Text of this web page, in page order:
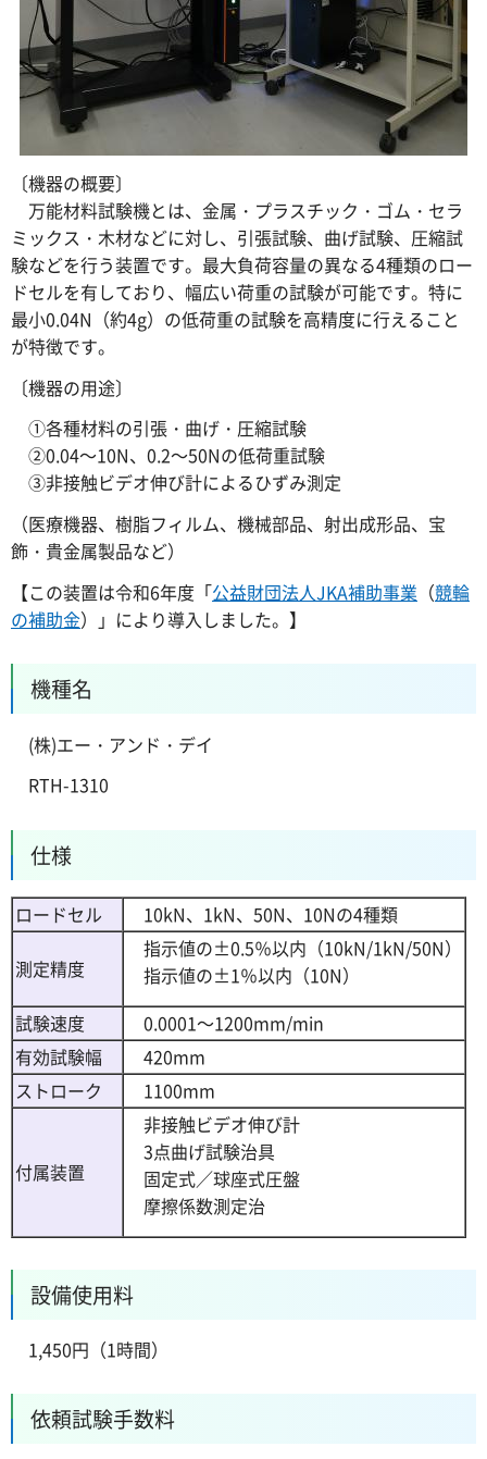
〔機器の概要〕
万能材料試験機とは、金属・プラスチック・ゴム・セラ
ミックス・木材などに対し、引張試験、曲げ試験、圧縮試
験などを行う装置です。最大負荷容量の異なる4種類のロー
ドセルを有しており、幅広い荷重の試験が可能です。特に
最小0.04N（約4g）の低荷重の試験を高精度に行えること
が特徴です。
〔機器の用途〕
①各種材料の引張・曲げ・圧縮試験
②0.04～10N、0.2～50Nの低荷重試験
③非接触ビデオ伸び計によるひずみ測定
（医療機器、樹脂フィルム、機械部品、射出成形品、宝
飾・貴金属製品など）
【この装置は令和6年度「公益財団法人JKA補助事業 （競輪
の補助金）」により導入しました。】
機種名
(株)エー・アンド・デイ
RTH-1310
仕様
ロードセル 10kN、1kN、50N、10Nの4種類
測定精度
指示値の±0.5％以内（10kN/1kN/50N）
指示値の±1％以内（10N）
試験速度
0.0001～1200mm/min
有効試験幅
420mm
ストローク
1100mm
付属装置
非接触ビデオ伸び計
3点曲げ試験治具
固定式／球座式圧盤
摩擦係数測定治
設備使用料
1,450円（1時間）
依頼試験手数料